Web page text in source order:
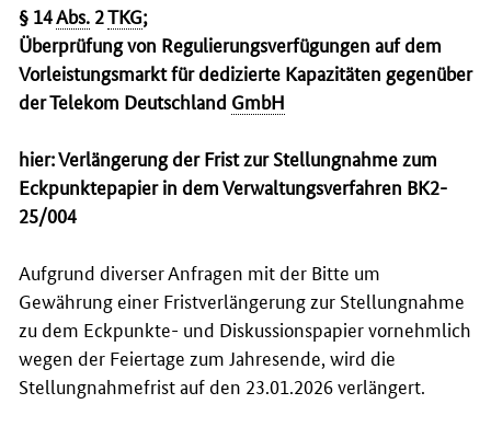
§ 14Abs. 2TKG;
Überprüfung von Regulierungsverfügungen auf dem
Vorleistungsmarkt für dedizierte Kapazitäten gegenüber
der Telekom Deutschland GmbH
hier: Verlängerung der Frist zur Stellungnahme zum
Eckpunktepapier in dem Verwaltungsverfahren BK2-
25/004
Aufgrund diverser Anfragen mit der Bitte um
Gewährung einer Fristverlängerung zur Stellungnahme
zu dem Eckpunkte- und Diskussionspapier vornehmlich
wegen der Feiertage zum Jahresende, wird die
Stellungnahmefrist auf den 23.01.2026 verlängert.